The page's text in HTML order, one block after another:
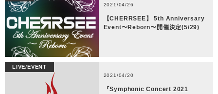
2021/04/26
【CHERRSEE】 5th Anniversary
Event〜Reborn〜開催決定(5/29)
LIVE/EVENT
2021/04/20
『Symphonic Concert 2021